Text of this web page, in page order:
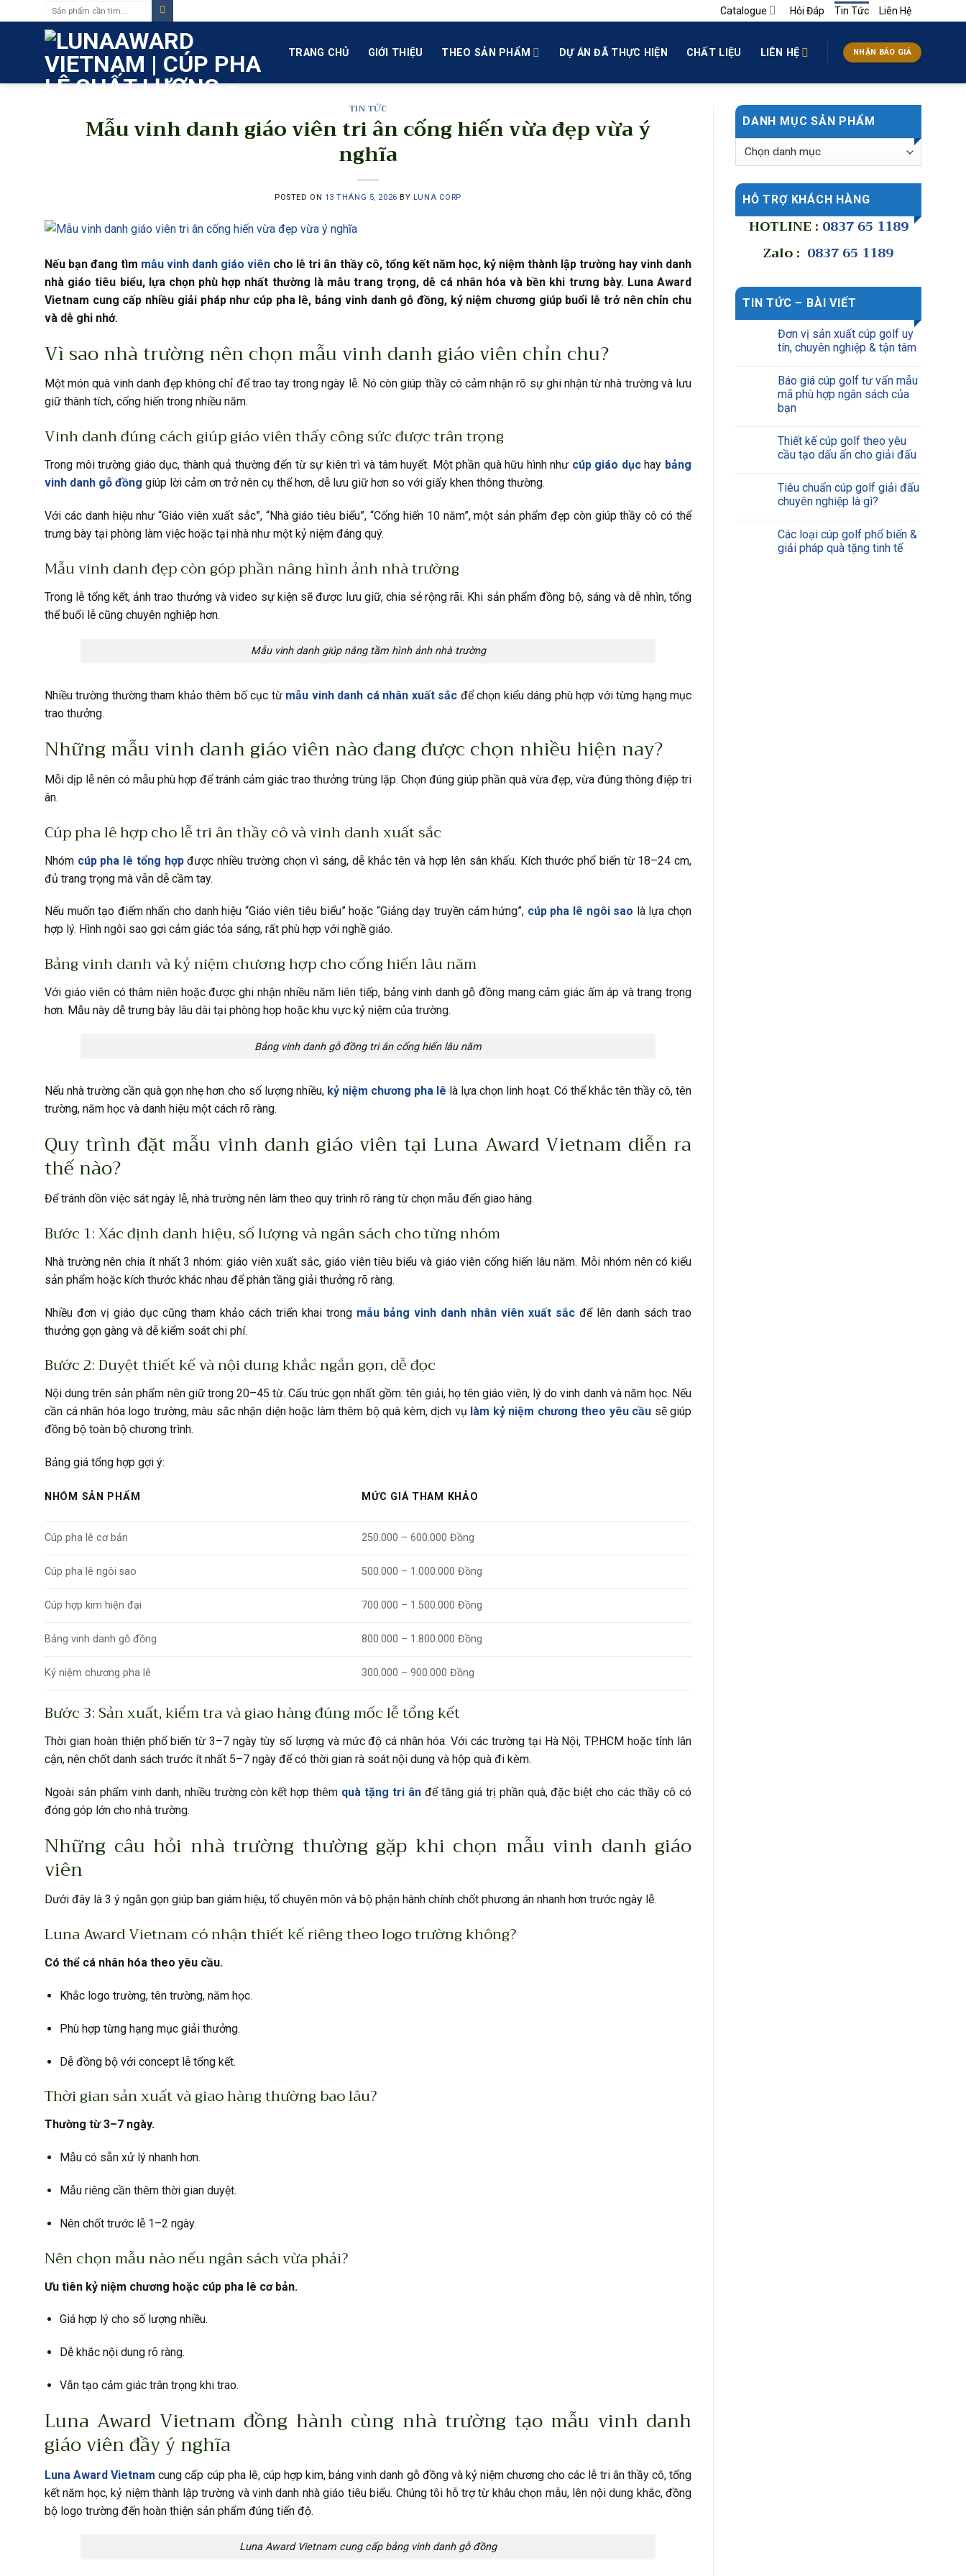
to
Catalogue Hỏi Đáp Tin Tức Liên Hệ
TRANG CHỦ GIỚI THIỆU THEO SẢN PHẨM DỰ ÁN ĐÃ THỰC HIỆN CHẤT LIỆU LIÊN HỆ NHẬN BÁO GIÁ
TIN TỨC
Mẫu vinh danh giáo viên tri ân cống hiến vừa đẹp vừa ý
nghĩa
POSTED ON 13 THÁNG 5, 2026 BY LUNA CORP
Nếu bạn đang tìm mẫu vinh danh giáo viên cho lễ tri ân thầy cô, tổng kết năm học, kỷ niệm thành lập trường hay vinh danh
nhà giáo tiêu biểu, lựa chọn phù hợp nhất thường là mẫu trang trọng, dễ cá nhân hóa và bền khi trưng bày. Luna Award
Vietnam cung cấp nhiều giải pháp như cúp pha lê, bảng vinh danh gỗ đồng, kỷ niệm chương giúp buổi lễ trở nên chỉn chu
và dễ ghi nhớ.
Vì sao nhà trường nên chọn mẫu vinh danh giáo viên chỉn chu?
Một món quà vinh danh đẹp không chỉ để trao tay trong ngày lễ. Nó còn giúp thầy cô cảm nhận rõ sự ghi nhận từ nhà trường và lưu
giữ thành tích, cống hiến trong nhiều năm.
Vinh danh đúng cách giúp giáo viên thấy công sức được trân trọng
Trong môi trường giáo dục, thành quả thường đến từ sự kiên trì và tâm huyết. Một phần quà hữu hình như cúp giáo dụchay bảng
vinh danh gỗ đồng giúp lời cảm ơn trở nên cụ thể hơn, dễ lưu giữ hơn so với giấy khen thông thường.
Với các danh hiệu như “Giáo viên xuất sắc”, “Nhà giáo tiêu biểu”, “Cống hiến 10 năm”, một sản phẩm đẹp còn giúp thầy cô có thể
trưng bày tại phòng làm việc hoặc tại nhà như một kỷ niệm đáng quý.
Mẫu vinh danh đẹp còn góp phần nâng hình ảnh nhà trường
Trong lễ tổng kết, ảnh trao thưởng và video sự kiện sẽ được lưu giữ, chia sẻ rộng rãi. Khi sản phẩm đồng bộ, sáng và dễ nhìn, tổng
thể buổi lễ cũng chuyên nghiệp hơn.
Mẫu vinh danh giúp nâng tầm hình ảnh nhà trường
Nhiều trường thường tham khảo thêm bố cục từ mẫu vinh danh cá nhân xuất sắc để chọn kiểu dáng phù hợp với từng hạng mục
trao thưởng.
Những mẫu vinh danh giáo viên nào đang được chọn nhiều hiện nay?
Mỗi dịp lễ nên có mẫu phù hợp để tránh cảm giác trao thưởng trùng lặp. Chọn đúng giúp phần quà vừa đẹp, vừa đúng thông điệp tri
ân.
Cúp pha lê hợp cho lễ tri ân thầy cô và vinh danh xuất sắc
Nhóm cúp pha lê tổng hợpđược nhiều trường chọn vì sáng, dễ khắc tên và hợp lên sân khấu. Kích thước phổ biến từ 18–24 cm,
đủ trang trọng mà vẫn dễ cầm tay.
Nếu muốn tạo điểm nhấn cho danh hiệu “Giáo viên tiêu biểu” hoặc “Giảng dạy truyền cảm hứng”, cúp pha lê ngôi sao là lựa chọn
hợp lý. Hình ngôi sao gợi cảm giác tỏa sáng, rất phù hợp với nghề giáo.
Bảng vinh danh và kỷ niệm chương hợp cho cống hiến lâu năm
Với giáo viên có thâm niên hoặc được ghi nhận nhiều năm liên tiếp, bảng vinh danh gỗ đồng mang cảm giác ấm áp và trang trọng
hơn. Mẫu này dễ trưng bày lâu dài tại phòng họp hoặc khu vực kỷ niệm của trường.
Bảng vinh danh gỗ đồng tri ân cống hiến lâu năm
Nếu nhà trường cần quà gọn nhẹ hơn cho số lượng nhiều, kỷ niệm chương pha lê là lựa chọn linh hoạt. Có thể khắc tên thầy cô, tên
trường, năm học và danh hiệu một cách rõ ràng.
Quy trình đặt mẫu vinh danh giáo viên tại Luna Award Vietnam diễn ra
thế nào?
Để tránh dồn việc sát ngày lễ, nhà trường nên làm theo quy trình rõ ràng từ chọn mẫu đến giao hàng.
Bước 1: Xác định danh hiệu, số lượng và ngân sách cho từng nhóm
Nhà trường nên chia ít nhất 3 nhóm: giáo viên xuất sắc, giáo viên tiêu biểu và giáo viên cống hiến lâu năm. Mỗi nhóm nên có kiểu
sản phẩm hoặc kích thước khác nhau để phân tầng giải thưởng rõ ràng.
Nhiều đơn vị giáo dục cũng tham khảo cách triển khai trong mẫu bảng vinh danh nhân viên xuất sắc để lên danh sách trao
thưởng gọn gàng và dễ kiểm soát chi phí.
Bước 2: Duyệt thiết kế và nội dung khắc ngắn gọn, dễ đọc
Nội dung trên sản phẩm nên giữ trong 20–45 từ. Cấu trúc gọn nhất gồm: tên giải, họ tên giáo viên, lý do vinh danh và năm học. Nếu
cần cá nhân hóa logo trường, màu sắc nhận diện hoặc làm thêm bộ quà kèm, dịch vụ làm kỷ niệm chương theo yêu cầu sẽ giúp
đồng bộ toàn bộ chương trình.
Bảng giá tổng hợp gợi ý:
NHÓM SẢN PHẨM MỨC GIÁ THAM KHẢO
Cúp pha lê cơ bản 250.000 – 600.000 Đồng
Cúp pha lê ngôi sao 500.000 – 1.000.000 Đồng
Cúp hợp kim hiện đại 700.000 – 1.500.000 Đồng
Bảng vinh danh gỗ đồng 800.000 – 1.800.000 Đồng
Kỷ niệm chương pha lê 300.000 – 900.000 Đồng
Bước 3: Sản xuất, kiểm tra và giao hàng đúng mốc lễ tổng kết
Thời gian hoàn thiện phổ biến từ 3–7 ngày tùy số lượng và mức độ cá nhân hóa. Với các trường tại Hà Nội, TP.HCM hoặc tỉnh lân
cận, nên chốt danh sách trước ít nhất 5–7 ngày để có thời gian rà soát nội dung và hộp quà đi kèm.
Ngoài sản phẩm vinh danh, nhiều trường còn kết hợp thêm quà tặng tri ânđể tăng giá trị phần quà, đặc biệt cho các thầy cô có
đóng góp lớn cho nhà trường.
Những câu hỏi nhà trường thường gặp khi chọn mẫu vinh danh giáo
viên
Dưới đây là 3 ý ngắn gọn giúp ban giám hiệu, tổ chuyên môn và bộ phận hành chính chốt phương án nhanh hơn trước ngày lễ.
Luna Award Vietnam có nhận thiết kế riêng theo logo trường không?
Có thể cá nhân hóa theo yêu cầu.
Khắc logo trường, tên trường, năm học.
Phù hợp từng hạng mục giải thưởng.
Dễ đồng bộ với concept lễ tổng kết.
Thời gian sản xuất và giao hàng thường bao lâu?
Thường từ 3–7 ngày.
Mẫu có sẵn xử lý nhanh hơn.
Mẫu riêng cần thêm thời gian duyệt.
Nên chốt trước lễ 1–2 ngày.
Nên chọn mẫu nào nếu ngân sách vừa phải?
Ưu tiên kỷ niệm chương hoặc cúp pha lê cơ bản.
Giá hợp lý cho số lượng nhiều.
Dễ khắc nội dung rõ ràng.
Vẫn tạo cảm giác trân trọng khi trao.
Luna Award Vietnam đồng hành cùng nhà trường tạo mẫu vinh danh
giáo viên đầy ý nghĩa
Luna Award Vietnam cung cấp cúp pha lê, cúp hợp kim, bảng vinh danh gỗ đồng và kỷ niệm chương cho các lễ tri ân thầy cô, tổng
kết năm học, kỷ niệm thành lập trường và vinh danh nhà giáo tiêu biểu. Chúng tôi hỗ trợ từ khâu chọn mẫu, lên nội dung khắc, đồng
bộ logo trường đến hoàn thiện sản phẩm đúng tiến độ.
Luna Award Vietnam cung cấp bảng vinh danh gỗ đồng
DANH MỤC SẢN PHẨM
HỖ TRỢ KHÁCH HÀNG
HOTLINE : 0837 65 1189
Zalo : 0837 65 1189
TIN TỨC – BÀI VIẾT
Đơn vị sản xuất cúp golf uy
tín, chuyên nghiệp & tận tâm
Báo giá cúp golf tư vấn mẫu
mã phù hợp ngân sách của
bạn
Thiết kế cúp golf theo yêu
cầu tạo dấu ấn cho giải đấu
Tiêu chuẩn cúp golf giải đấu
chuyên nghiệp là gì?
Các loại cúp golf phổ biến &
giải pháp quà tặng tinh tế